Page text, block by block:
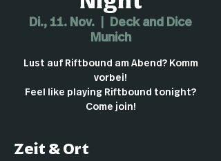
Di., 11. Nov.
Deck and Dice
Munich
Lust auf Riftbound am Abend? Komm
vorbei!
Feel like playing Riftbound tonight?
Come join!
Zeit & Ort